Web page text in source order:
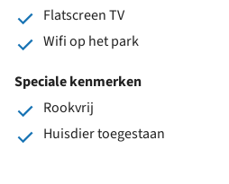
Flatscreen TV
Wifi op het park
Speciale kenmerken
Rookvrij
Huisdier toegestaan